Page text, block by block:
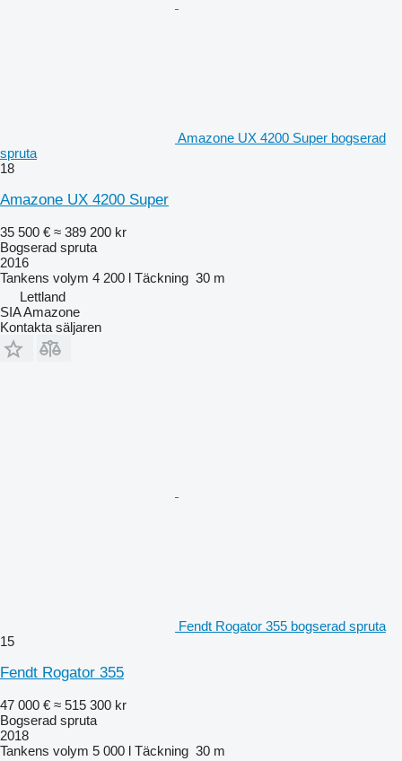
Amazone UX 4200 Super bogserad
spruta
18
Amazone UX 4200 Super
35 500 € ≈ 389 200 kr
Bogserad spruta
2016
Tankens volym 4 200 l Täckning 30 m
Lettland
SIA Amazone
Kontakta säljaren
Fendt Rogator 355 bogserad spruta
15
Fendt Rogator 355
47 000 € ≈ 515 300 kr
Bogserad spruta
2018
Tankens volym 5 000 l Täckning 30 m